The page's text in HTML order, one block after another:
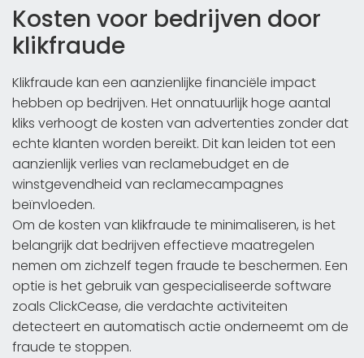
Kosten voor bedrijven door
klikfraude
Klikfraude kan een aanzienlijke financiële impact
hebben op bedrijven. Het onnatuurlijk hoge aantal
kliks verhoogt de kosten van advertenties zonder dat
echte klanten worden bereikt. Dit kan leiden tot een
aanzienlijk verlies van reclamebudget en de
winstgevendheid van reclamecampagnes
beïnvloeden.
Om de kosten van klikfraude te minimaliseren, is het
belangrijk dat bedrijven effectieve maatregelen
nemen om zichzelf tegen fraude te beschermen. Een
optie is het gebruik van gespecialiseerde software
zoals ClickCease, die verdachte activiteiten
detecteert en automatisch actie onderneemt om de
fraude te stoppen.